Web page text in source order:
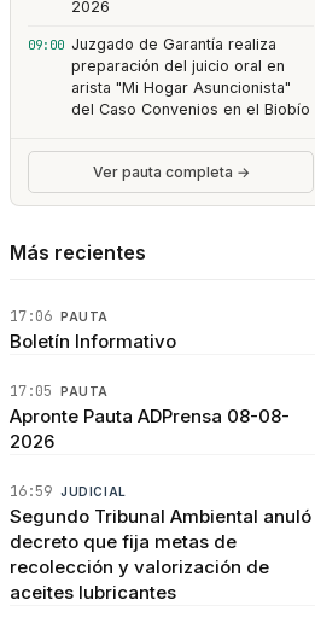
2026
09:00 Juzgado de Garantía realiza
preparación del juicio oral en
arista "Mi Hogar Asuncionista"
del Caso Convenios en el Biobío
Ver pauta completa →
Más recientes
17:06 PAUTA
Boletín Informativo
17:05 PAUTA
Apronte Pauta ADPrensa 08-08-
2026
16:59 JUDICIAL
Segundo Tribunal Ambiental anuló
decreto que fija metas de
recolección y valorización de
aceites lubricantes